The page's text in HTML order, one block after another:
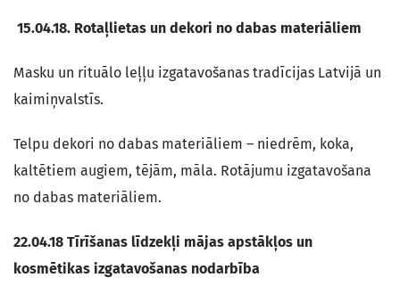
15.04.18. Rotaļlietas un dekori no dabas materiāliem
Masku un rituālo leļļu izgatavošanas tradīcijas Latvijā un
kaimiņvalstīs.
Telpu dekori no dabas materiāliem – niedrēm, koka,
kaltētiem augiem, tējām, māla. Rotājumu izgatavošana
no dabas materiāliem.
22.04.18 Tīrīšanas līdzekļi mājas apstākļos un
kosmētikas izgatavošanas nodarbība